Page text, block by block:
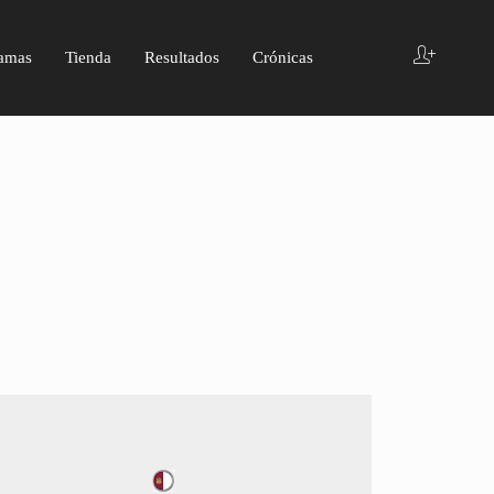
Tienda Resultados Crónicas